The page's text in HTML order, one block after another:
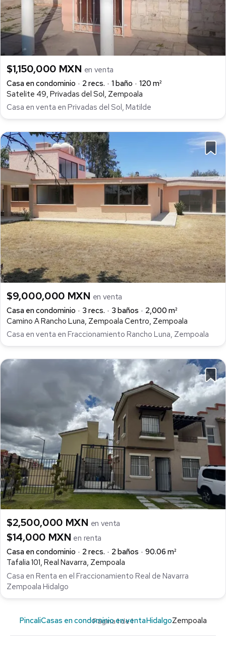
$1,150,000 MXN en venta
Casa en condominio
2 recs. 1 baño
120 m²
Satelite 49, Privadas del Sol, Zempoala
Casa en venta en Privadas del Sol, Matilde
$9,000,000 MXN en venta
Casa en condominio
3 recs. 3 baños
2,000 m²
Camino A Rancho Luna, Zempoala Centro, Zempoala
Casa en venta en Fraccionamiento Rancho Luna, Zempoala
$2,500,000 MXN en venta
$14,000 MXN en renta
Casa en condominio
2 recs. 2 baños
90.06 m²
Tafalia 101, Real Navarra, Zempoala
Casa en Renta en el Fraccionamiento Real de Navarra
Zempoala Hidalgo
Página 1 de 1
PincaliCasas en condominio en ventaHidalgoZempoala